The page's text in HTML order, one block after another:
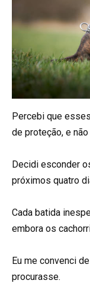
Percebi que
de proteção, e
Decidi esconder
próximos quatro
Cada batida
embora os
Eu me convenci
procurasse.